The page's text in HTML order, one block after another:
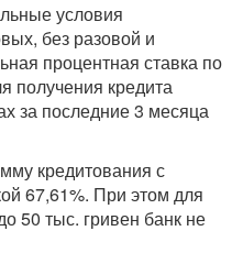
условия
без разовой и
процентная ставка по
получения кредита
за последние 3 месяца
кредитования с
67,61%. При этом для
50 тыс. гривен банк не